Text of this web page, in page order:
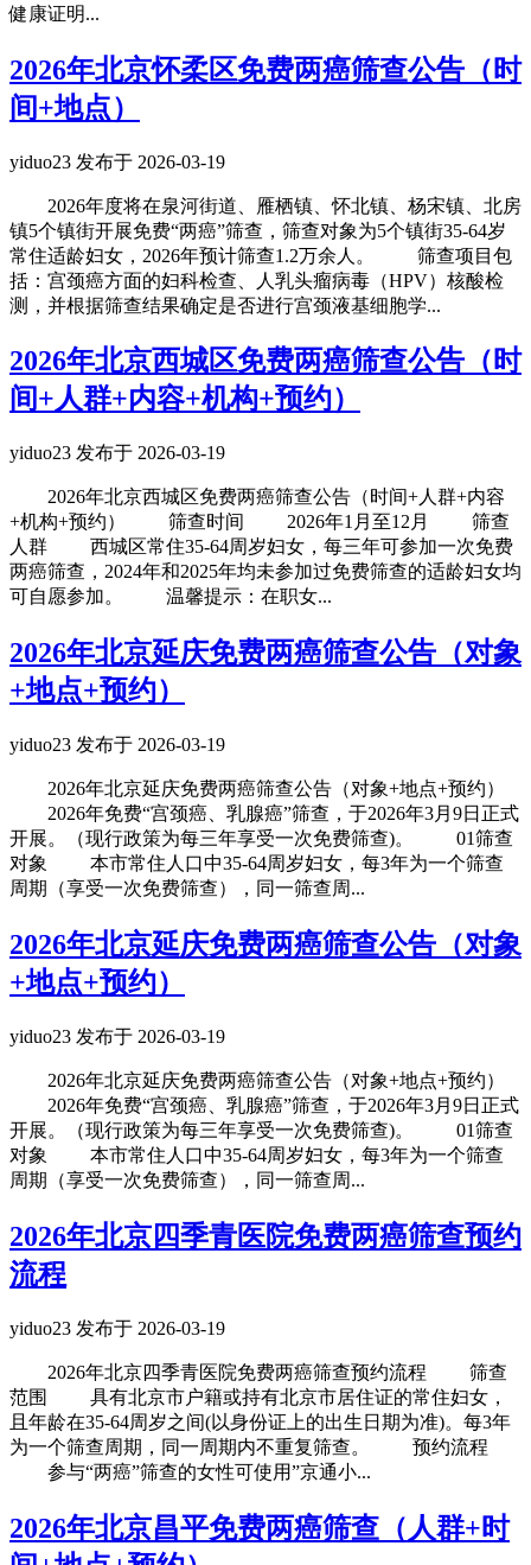
健康证明...
2026年北京怀柔区免费两癌筛查公告（时
间+地点）
yiduo23 发布于 2026-03-19
2026年度将在泉河街道、雁栖镇、怀北镇、杨宋镇、北房
镇5个镇街开展免费“两癌”筛查，筛查对象为5个镇街35-64岁
常住适龄妇女，2026年预计筛查1.2万余人。 筛查项目包
括：宫颈癌方面的妇科检查、人乳头瘤病毒（HPV）核酸检
测，并根据筛查结果确定是否进行宫颈液基细胞学...
2026年北京西城区免费两癌筛查公告（时
间+人群+内容+机构+预约）
yiduo23 发布于 2026-03-19
2026年北京西城区免费两癌筛查公告（时间+人群+内容
+机构+预约） 筛查时间 2026年1月至12月 筛查
人群 西城区常住35-64周岁妇女，每三年可参加一次免费
两癌筛查，2024年和2025年均未参加过免费筛查的适龄妇女均
可自愿参加。 温馨提示：在职女...
2026年北京延庆免费两癌筛查公告（对象
+地点+预约）
yiduo23 发布于 2026-03-19
2026年北京延庆免费两癌筛查公告（对象+地点+预约）
2026年免费“宫颈癌、乳腺癌”筛查，于2026年3月9日正式
开展。（现行政策为每三年享受一次免费筛查)。 01筛查
对象 本市常住人口中35-64周岁妇女，每3年为一个筛查
周期（享受一次免费筛查），同一筛查周...
2026年北京延庆免费两癌筛查公告（对象
+地点+预约）
yiduo23 发布于 2026-03-19
2026年北京延庆免费两癌筛查公告（对象+地点+预约）
2026年免费“宫颈癌、乳腺癌”筛查，于2026年3月9日正式
开展。（现行政策为每三年享受一次免费筛查)。 01筛查
对象 本市常住人口中35-64周岁妇女，每3年为一个筛查
周期（享受一次免费筛查），同一筛查周...
2026年北京四季青医院免费两癌筛查预约
流程
yiduo23 发布于 2026-03-19
2026年北京四季青医院免费两癌筛查预约流程 筛查
范围 具有北京市户籍或持有北京市居住证的常住妇女，
且年龄在35-64周岁之间(以身份证上的出生日期为准)。每3年
为一个筛查周期，同一周期内不重复筛查。 预约流程
参与“两癌”筛查的女性可使用”京通小...
2026年北京昌平免费两癌筛查（人群+时